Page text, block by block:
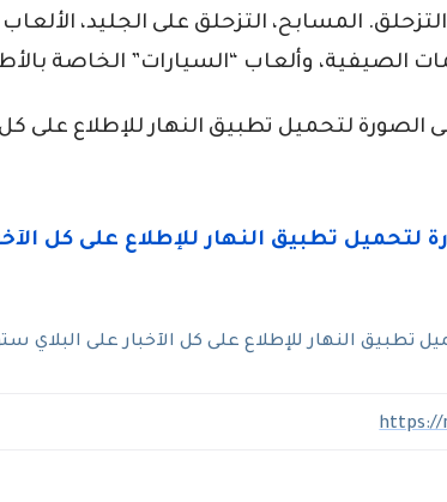
المسابح، التزحلق على الجليد، الألعاب
الصيفية، وألعاب “السيارات” الخاصة
لتحميل تطبيق النهار للإطلاع على كل
تطبيق النهار للإطلاع على كل الآخبار على البلاي
https://